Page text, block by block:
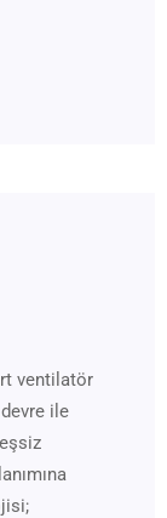
ventilatör
ile